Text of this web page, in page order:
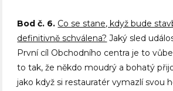
Bod č. 6. Co se stane, když bude
definitivně schválena? Jaký sled
První cíl Obchodního centra je to
to tak, že někdo moudrý a bohatý
jako když si restauratér vymazlí svou